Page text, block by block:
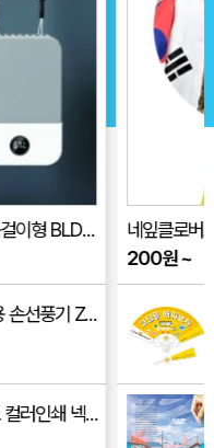
BOSSWIZ BOS-DQ205 휴대용 목걸이형 BLDC 선풍기(품절)
자이온 무선 키링 휴대용 손선풍기 ZCW-HF1500
이노젠 아이쿨러 프리오 컬러인쇄 넥밴드 선풍기 INOZEN i-cooler FRiO
네잎클로
200원~